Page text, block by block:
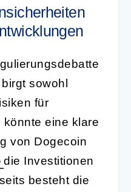
sowohl
für
eine klare
von Dogecoin
die Investitionen
besteht die